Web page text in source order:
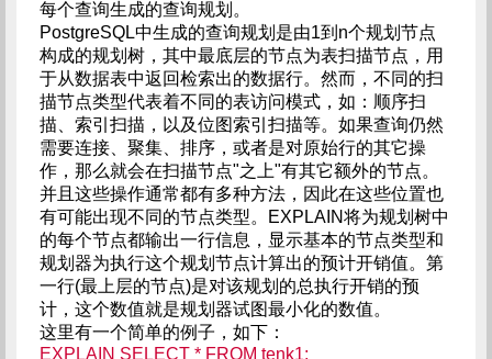
每个查询生成的查询规划。
PostgreSQL中生成的查询规划是由1到n个规划节点
构成的规划树，其中最底层的节点为表扫描节点，用
于从数据表中返回检索出的数据行。然而，不同的扫
描节点类型代表着不同的表访问模式，如：顺序扫
描、索引扫描，以及位图索引扫描等。如果查询仍然
需要连接、聚集、排序，或者是对原始行的其它操
作，那么就会在扫描节点"之上"有其它额外的节点。
并且这些操作通常都有多种方法，因此在这些位置也
有可能出现不同的节点类型。EXPLAIN将为规划树中
的每个节点都输出一行信息，显示基本的节点类型和
规划器为执行这个规划节点计算出的预计开销值。第
一行(最上层的节点)是对该规划的总执行开销的预
计，这个数值就是规划器试图最小化的数值。
这里有一个简单的例子，如下：
EXPLAIN SELECT * FROM tenk1;